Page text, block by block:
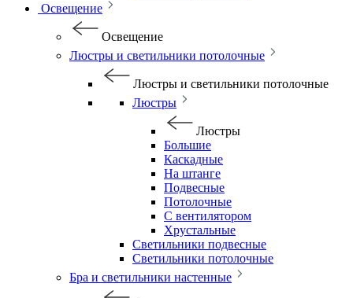
Освещение
Освещение
Люстры и светильники потолочные
Люстры и светильники потолочные
Люстры
Люстры
Большие
Каскадные
На штанге
Подвесные
Потолочные
С вентилятором
Хрустальные
Светильники подвесные
Светильники потолочные
Бра и светильники настенные